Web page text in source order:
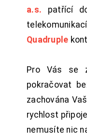
a.s. patřící
Quadruple
Pro Vás se
pokračovat
zachována
rychlost
nemusíte nic